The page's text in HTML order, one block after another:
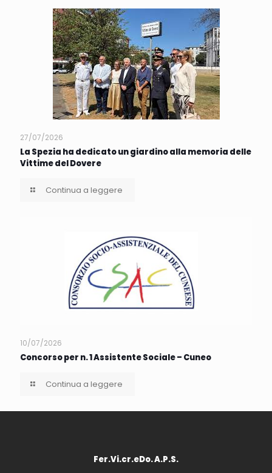
27/07/2026
La Spezia ha dedicato un giardino alla memoria delle
Vittime del Dovere
Continua a leggere
10/07/2026
Concorso per n. 1 Assistente Sociale – Cuneo
Continua a leggere
Fer.Vi.cr.eDo. A.P.S.